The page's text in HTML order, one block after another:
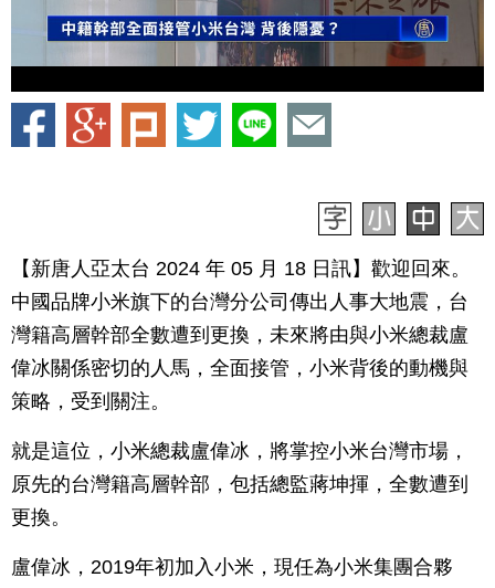
【新唐人亞太台 2024 年 05 月 18 日訊】歡迎回來。
中國品牌小米旗下的台灣分公司傳出人事大地震，台
灣籍高層幹部全數遭到更換，未來將由與小米總裁盧
偉冰關係密切的人馬，全面接管，小米背後的動機與
策略，受到關注。
就是這位，小米總裁盧偉冰，將掌控小米台灣市場，
原先的台灣籍高層幹部，包括總監蔣坤揮，全數遭到
更換。
盧偉冰，2019年初加入小米，現任為小米集團合夥